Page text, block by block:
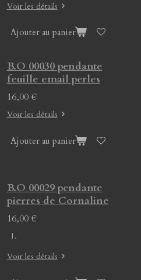
Voir les détails
Ajouter au panier
B.O 00030 pendante
feuille email perles
16,00 €
Voir les détails
Ajouter au panier
B.O 00029 pendante
pierres de Cornaline
16,00 €
Voir les détails